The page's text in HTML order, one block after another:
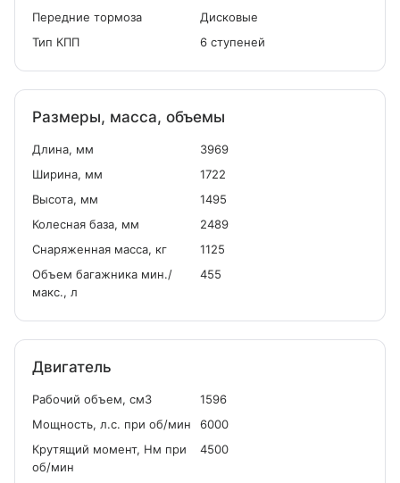
Передние тормоза
Дисковые
Тип КПП
6 ступеней
Размеры, масса, объемы
Длина, мм
3969
Ширина, мм
1722
Высота, мм
1495
Колесная база, мм
2489
Снаряженная масса, кг
1125
Объем багажника мин./
макс., л
455
Двигатель
Рабочий объем, см3
1596
Мощность, л.с. при об/мин
6000
Крутящий момент, Нм при
об/мин
4500